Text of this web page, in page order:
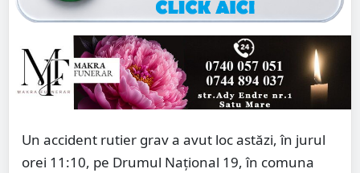
Un accident rutier grav a avut loc astăzi, în jurul
orei 11:10, pe Drumul Național 19, în comuna